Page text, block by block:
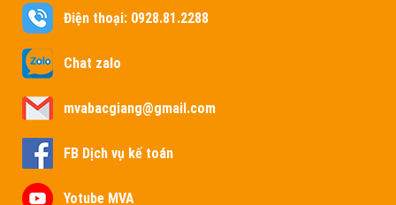
Điện thoại: 0928.81.2288
Chat zalo
mvabacgiang@gmail.com
FB Dịch vụ kế toán
Yotube MVA